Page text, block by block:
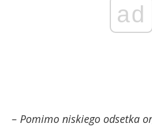
ad
– Pomimo niskiego odsetka